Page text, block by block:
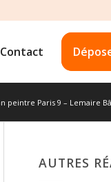
Contact
peintre Paris 9 – Lemaire
AUTRES